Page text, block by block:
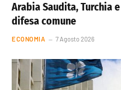
Arabia Saudita, Turchia
difesa comune
ECONOMIA 7 Agosto 2026